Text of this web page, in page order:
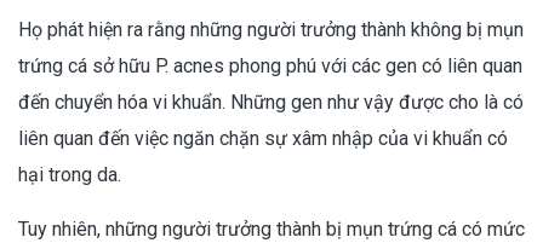
Họ phát hiện ra rằng những người trưởng thành không bị mụn
trứng cá sở hữu P. acnes phong phú với các gen có liên quan
đến chuyển hóa vi khuẩn. Những gen như vậy được cho là có
liên quan đến việc ngăn chặn sự xâm nhập của vi khuẩn có
hại trong da.
Tuy nhiên, những người trưởng thành bị mụn trứng cá có mức